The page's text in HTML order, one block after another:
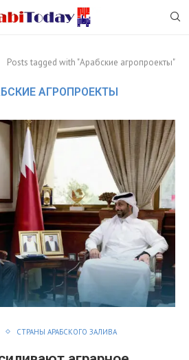
Posts tagged with "Арабские агропроекты"
АГРОПРОЕКТЫ
СТРАНЫ АРАБСКОГО ЗАЛИВА